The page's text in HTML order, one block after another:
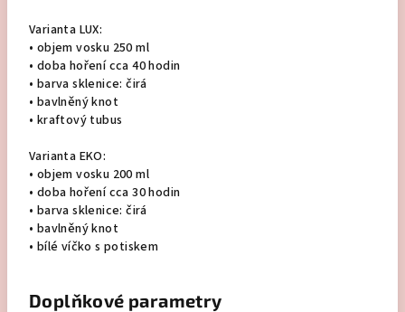
Varianta LUX:
• objem vosku 250 ml
• doba hoření cca 40 hodin
• barva sklenice: čirá
• bavlněný knot
• kraftový tubus
Varianta EKO:
• objem vosku 200 ml
• doba hoření cca 30 hodin
• barva sklenice: čirá
• bavlněný knot
• bílé víčko s potiskem
Doplňkové parametry